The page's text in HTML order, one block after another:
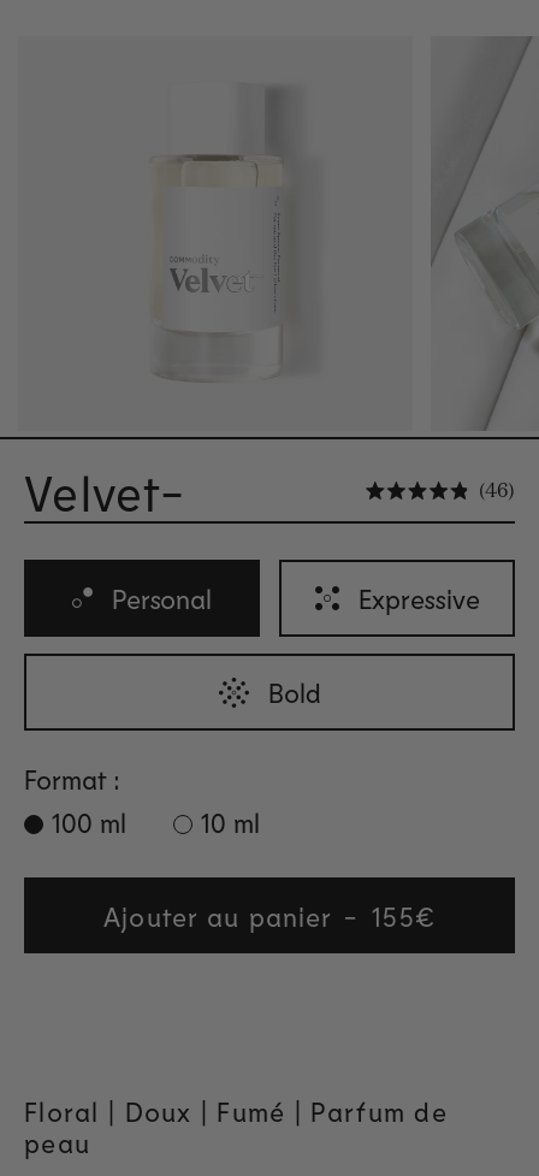
Velvet- 46
Personal Expressive
Bold
Format :
100 ml
10 ml
Ajouter au panier
Regular
price
155€
Floral | Doux | Fumé | Parfum de
peau